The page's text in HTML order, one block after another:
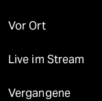
Vor Ort
Live im Stream
Vergangene